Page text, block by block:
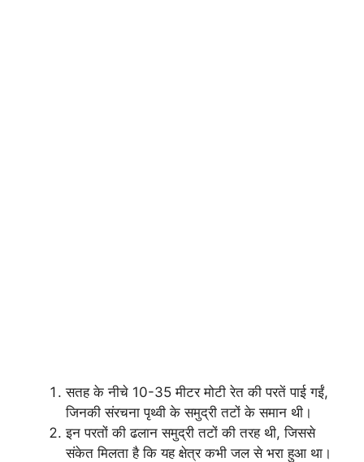
सतह के नीचे 10-35 मीटर मोटी रेत की परतें पाई गईं,
जिनकी संरचना पृथ्वी के समुद्री तटों के समान थी।
इन परतों की ढलान समुद्री तटों की तरह थी, जिससे
संकेत मिलता है कि यह क्षेत्र कभी जल से भरा हुआ था।